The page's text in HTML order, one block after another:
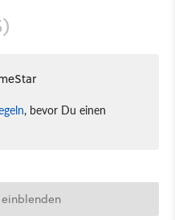
, bevor Du einen